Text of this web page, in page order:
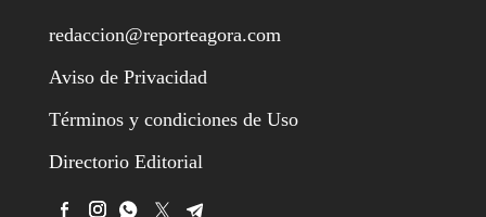
redaccion@reporteagora.com
Aviso de Privacidad
Términos y condiciones de Uso
Directorio Editorial